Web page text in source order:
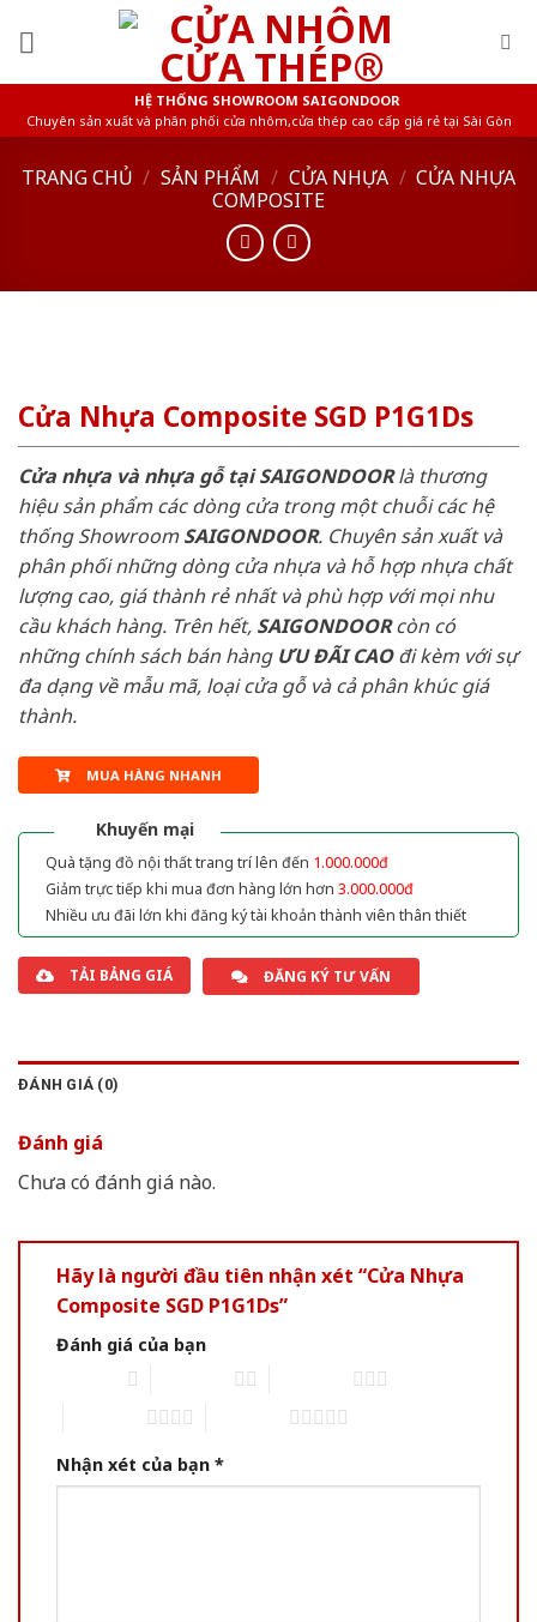
HỆ THỐNG SHOWROOM SAIGONDOOR
Chuyên sản xuất và phân phối cửa nhôm,cửa thép cao cấp giá rẻ tại Sài Gòn
TRANG CHỦ / SẢN PHẨM / CỬA NHỰA / CỬA NHỰA
COMPOSITE
Cửa Nhựa Composite SGD P1G1Ds
Cửa nhựa và nhựa gỗ tại SAIGONDOORlà thương
hiệu sản phẩm các dòng cửa trong một chuỗi các hệ
thống ShowroomSAIGONDOOR. Chuyên sản xuất và
phân phối những dòng cửa nhựa và hỗ hợp nhựa chất
lượng cao, giá thành rẻ nhất và phù hợp với mọi nhu
cầu khách hàng. Trên hết, SAIGONDOORcòn có
những chính sách bán hàng ƯU ĐÃI CAOđi kèm với sự
đa dạng về mẫu mã, loại cửa gỗ và cả phân khúc giá
thành.
MUA HÀNG NHANH
Khuyến mại
Quà tặng đồ nội thất trang trí lên đến 1.000.000đ
Giảm trực tiếp khi mua đơn hàng lớn hơn 3.000.000đ
Nhiều ưu đãi lớn khi đăng ký tài khoản thành viên thân thiết
TẢI BẢNG GIÁ ĐĂNG KÝ TƯ VẤN
ĐÁNH GIÁ (0)
Đánh giá
Chưa có đánh giá nào.
Hãy là người đầu tiên nhận xét “Cửa Nhựa
Composite SGD P1G1Ds”
Đánh giá của bạn
Nhận xét của bạn *